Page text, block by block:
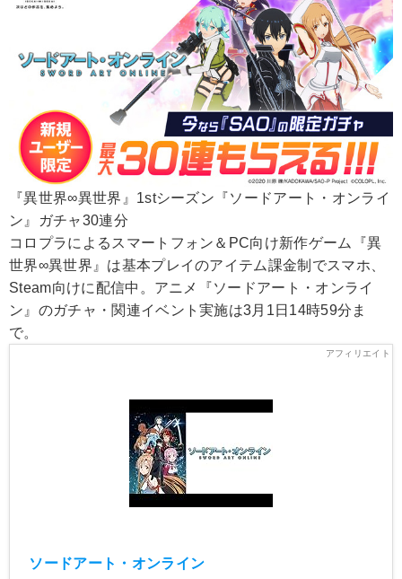
『異世界∞異世界』1stシーズン『ソードアート・オンライ
ン』ガチャ30連分
コロプラによるスマートフォン＆PC向け新作ゲーム『異
世界∞異世界』は基本プレイのアイテム課金制でスマホ、
Steam向けに配信中。アニメ『ソードアート・オンライ
ン』のガチャ・関連イベント実施は3月1日14時59分ま
で。
ソードアート・オンライン